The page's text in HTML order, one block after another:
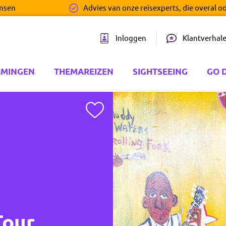
Advies van onze reisexperts, die overal
Inloggen
THEMAREIZEN SIGHTSEEING GO
Toevoegen aan favorieten